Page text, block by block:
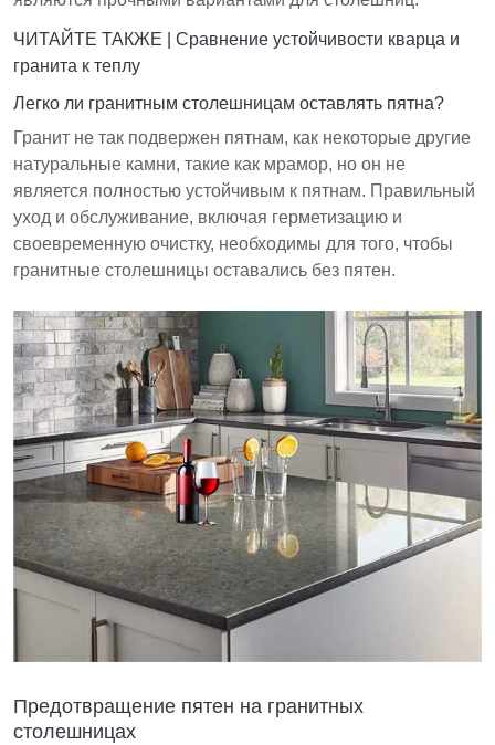
ЧИТАЙТЕ ТАКЖЕ | Сравнение устойчивости кварца и
гранита к теплу
Легко ли гранитным столешницам оставлять пятна?
Гранит не так подвержен пятнам, как некоторые другие
натуральные камни, такие как мрамор, но он не
является полностью устойчивым к пятнам. Правильный
уход и обслуживание, включая герметизацию и
своевременную очистку, необходимы для того, чтобы
гранитные столешницы оставались без пятен.
Предотвращение пятен на гранитных
столешницах